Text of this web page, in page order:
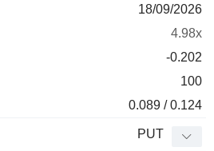
18/09/2026
4.98x
-0.202
100
0.089 / 0.124
PUT